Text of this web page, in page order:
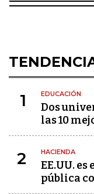
1 EDUCACIÓN
Dos
las 10
2 HACIENDA
EE.UU.
pública